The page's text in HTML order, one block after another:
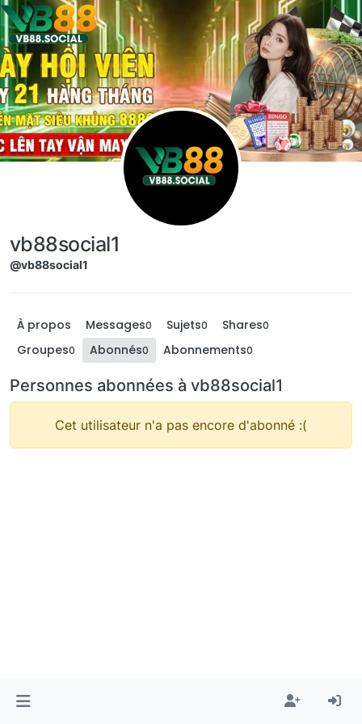
Aller directement au contenu
vb88social1
@vb88social1
À propos Messages0 Sujets0 Shares0
Groupes0 Abonnés0 Abonnements0
Personnes abonnées à vb88social1
Cet utilisateur n'a pas encore d'abonné :(